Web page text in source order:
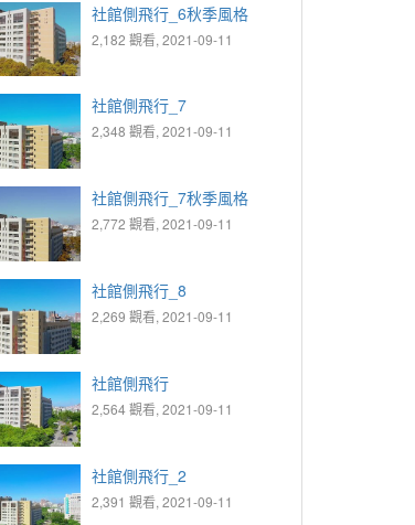
社館側飛行_6秋季風格
2,182 觀看, 2021-09-11
社館側飛行_7
2,348 觀看, 2021-09-11
社館側飛行_7秋季風格
2,772 觀看, 2021-09-11
社館側飛行_8
2,269 觀看, 2021-09-11
社館側飛行
2,564 觀看, 2021-09-11
社館側飛行_2
2,391 觀看, 2021-09-11